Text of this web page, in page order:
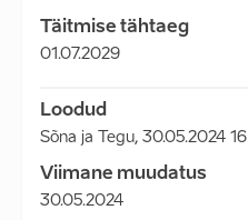
Täitmise tähtaeg
01.07.2029
Loodud
Sõna ja Tegu, 30.05.2024
Viimane muudatus
30.05.2024